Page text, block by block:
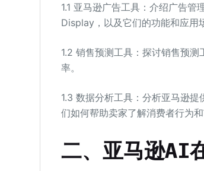
1.1 亚马逊广告工具：介绍广告
Display，以及它们的功能和应用
1.2 销售预测工具：探讨销售预
率。
1.3 数据分析工具：分析亚马逊
们如何帮助卖家了解消费者行为和
二、亚马逊AI